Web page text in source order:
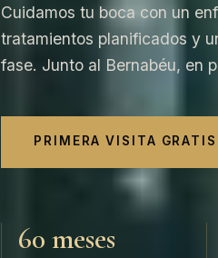
Cuidamos tu boca con un
tratamientos planificados y
fase. Junto al Bernabéu, en
PRIMERA VISITA GRATIS
60 meses